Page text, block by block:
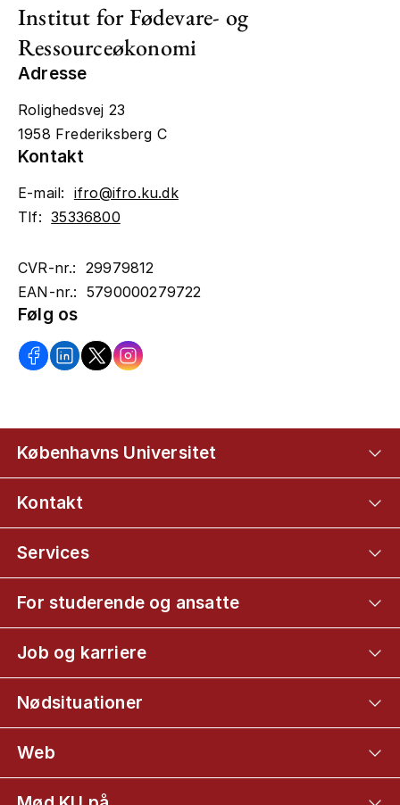
Institut for Fødevare- og
Ressourceøkonomi
Adresse
Rolighedsvej 23
1958 Frederiksberg C
Kontakt
E-mail: ifro@ifro.ku.dk
Tlf:35336800
CVR-nr.: 29979812
EAN-nr.: 5790000279722
Følg os
Københavns Universitet
Kontakt
Services
For studerende og ansatte
Job og karriere
Nødsituationer
Web